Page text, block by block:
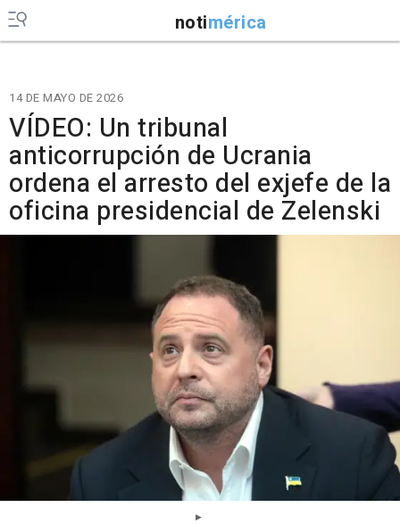
notimérica
14 DE MAYO DE 2026
VÍDEO: Un tribunal
anticorrupción de Ucrania
ordena el arresto del exjefe de la
oficina presidencial de Zelenski